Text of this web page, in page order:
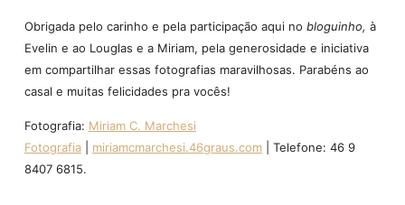
Obrigada pelo carinho e pela participação aqui no bloguinho, à
Evelin e ao Louglas e a Miriam, pela generosidade e iniciativa
em compartilhar essas fotografias maravilhosas. Parabéns ao
casal e muitas felicidades pra vocês!
Fotografia: Miriam C. Marchesi
Fotografia| miriamcmarchesi.46graus.com| Telefone: 46 9
8407 6815.